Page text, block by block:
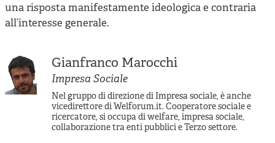
una risposta manifestamente ideologica e contraria
all’interesse generale.
Gianfranco Marocchi
Impresa Sociale
Nel gruppo di direzione di Impresa sociale, è anche
vicedirettore di Welforum.it. Cooperatore sociale e
ricercatore, si occupa di welfare, impresa sociale,
collaborazione tra enti pubblici e Terzo settore.